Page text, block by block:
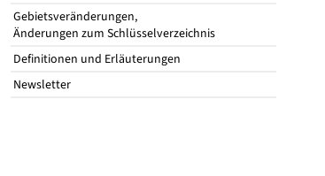
Gebietsveränderungen,
Änderungen zum Schlüsselverzeichnis
Definitionen und Erläuterungen
Newsletter